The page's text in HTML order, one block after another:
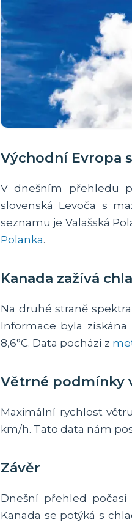
Východní Evropa
V dnešním přehledu
slovenská Levoča s
seznamu je Valašská
Polanka.
Kanada zažívá
Na druhé straně
Informace byla získána
8,6°C. Data pochází z
Větrné podmínky
Maximální rychlost
km/h. Tato data nám
Závěr
Dnešní přehled
Kanada se potýká s